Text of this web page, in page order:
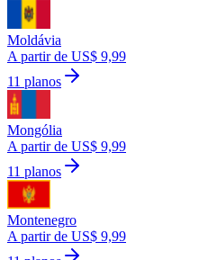
Moldávia
A partir de US$ 9,99
11 planos
Mongólia
A partir de US$ 9,99
11 planos
Montenegro
A partir de US$ 9,99